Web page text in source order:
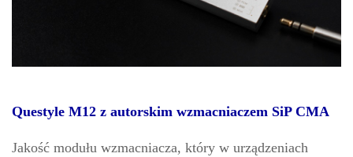
Questyle M12 z autorskim wzmacniaczem SiP CMA
Jakość modułu wzmacniacza, który w urządzeniach